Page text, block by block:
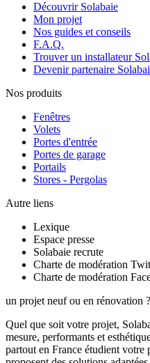
Découvrir Solabaie
Mon projet
Nos guides et conseils
F.A.Q.
Trouver un installateur
Devenir partenaire
Nos produits
Fenêtres
Volets
Portes d'entrée
Portes de garage
Portails
Stores - Pergolas
Autre liens
Lexique
Espace presse
Solabaie recrute
Charte de modération
Charte de modération
un projet neuf ou en rénovation ?
Quel que soit votre projet,
mesure, performants et
partout en France étudient